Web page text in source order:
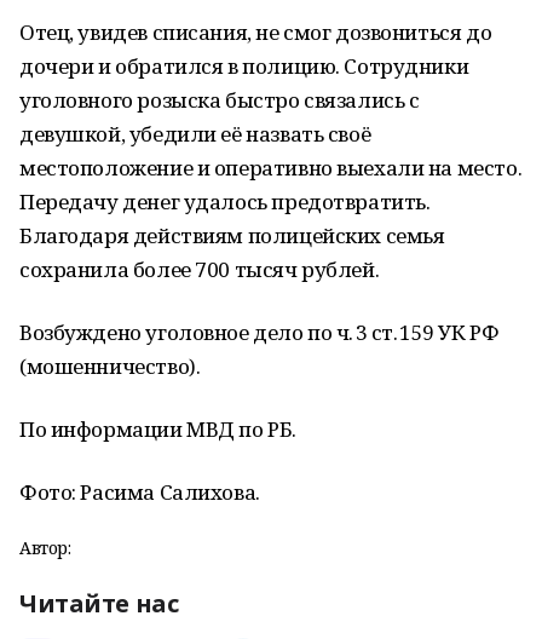
Отец, увидев списания, не смог дозвониться до
дочери и обратился в полицию. Сотрудники
уголовного розыска быстро связались с
девушкой, убедили её назвать своё
местоположение и оперативно выехали на место.
Передачу денег удалось предотвратить.
Благодаря действиям полицейских семья
сохранила более 700 тысяч рублей.
Возбуждено уголовное дело по ч. 3 ст. 159 УК РФ
(мошенничество).
По информации МВД по РБ.
Фото: Расима Салихова.
Автор:
Читайте нас